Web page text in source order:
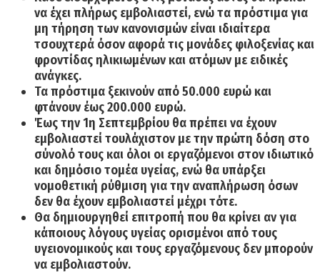
να έχει πλήρως εμβολιαστεί, ενώ τα πρόστιμα για
μη τήρηση των κανονισμών είναι ιδιαίτερα
τσουχτερά όσον αφορά τις μονάδες φιλοξενίας και
φροντίδας ηλικιωμένων και ατόμων με ειδικές
ανάγκες.
Τα πρόστιμα ξεκινούν από50.000 ευρώκαι
φτάνουν έως200.000 ευρώ.
Έως την 1η Σεπτεμβρίου θα πρέπει να έχουν
εμβολιαστείτουλάχιστον με την πρώτη δόση στο
σύνολό τους και όλοι οι εργαζόμενοι στον ιδιωτικό
και δημόσιο τομέα υγείας, ενώ θα υπάρξει
νομοθετική ρύθμιση για την αναπλήρωση όσων
δεν θα έχουν εμβολιαστεί μέχρι τότε.
Θα δημιουργηθεί επιτροπή που θα κρίνει αν για
κάποιους λόγους υγείας ορισμένοι από τους
υγειονομικούς και τους εργαζόμενους δεν μπορούν
να εμβολιαστούν.